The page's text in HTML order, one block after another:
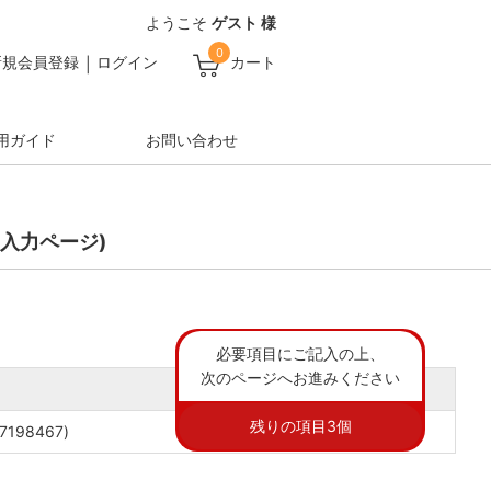
ようこそ ゲスト 様
会員登録 ログイン カート
0
ガイド お問い合わせ
力ページ)
必要項目にご記入の上、
次のページへお進みください
残りの項目3個